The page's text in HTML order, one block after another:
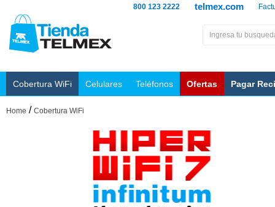
telmex.com
800 123 2222
Cobertura WiFi Celulares Teléfonos Ofertas Pagar
Home / Cobertura WiFi